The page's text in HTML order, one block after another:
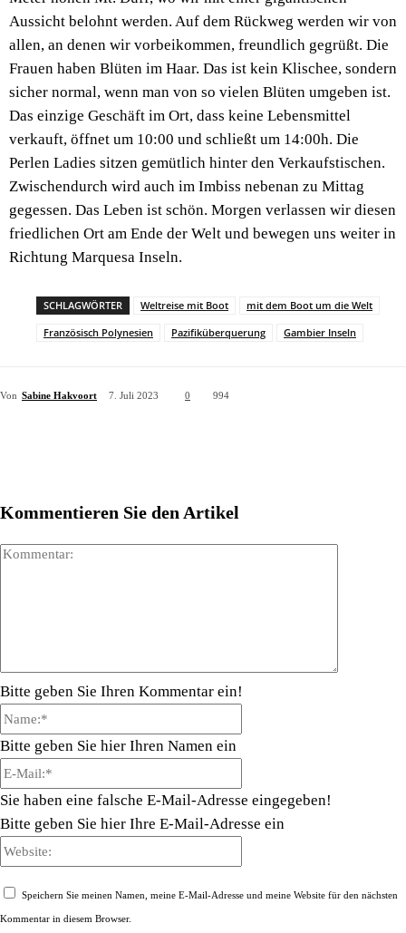
Aussicht belohnt werden. Auf dem Rückweg werden wir von
allen, an denen wir vorbeikommen, freundlich gegrüßt. Die
Frauen haben Blüten im Haar. Das ist kein Klischee, sondern
sicher normal, wenn man von so vielen Blüten umgeben ist.
Das einzige Geschäft im Ort, dass keine Lebensmittel
verkauft, öffnet um 10:00 und schließt um 14:00h. Die
Perlen Ladies sitzen gemütlich hinter den Verkaufstischen.
Zwischendurch wird auch im Imbiss nebenan zu Mittag
gegessen. Das Leben ist schön. Morgen verlassen wir diesen
friedlichen Ort am Ende der Welt und bewegen uns weiter in
Richtung Marquesa Inseln.
SCHLAGWÖRTER Weltreise mit Boot
mit dem Boot um die Welt
Französisch Polynesien
Pazifiküberquerung Gambier Inseln
Von Sabine Hakvoort 7. Juli 2023 0 994
Kommentieren Sie den Artikel
Bitte geben Sie Ihren Kommentar ein!
Bitte geben Sie hier Ihren Namen ein
Mail:*
Sie haben eine falsche E-Mail-Adresse eingegeben!
Bitte geben Sie hier Ihre E-Mail-Adresse ein
Speichern Sie meinen Namen, meine E-Mail-Adresse und meine Website für den nächsten
Kommentar in diesem Browser.